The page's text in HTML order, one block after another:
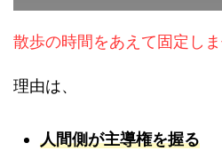
散歩の時間をあえて固定しま
理由は、
人間側が主導権を握る